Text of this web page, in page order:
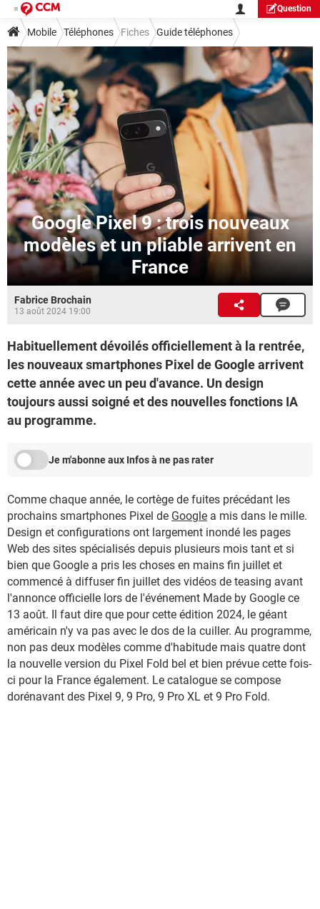
Question
Mobile Téléphones Fiches Guide téléphones
Google Pixel 9 : trois nouveaux
modèles et un pliable arrivent en
France
Fabrice Brochain
13 août 2024 19:00
Habituellement dévoilés officiellement à la rentrée,
les nouveaux smartphones Pixel de Google arrivent
cette année avec un peu d'avance. Un design
toujours aussi soigné et des nouvelles fonctions IA
au programme.
Je m'abonne aux Infos à ne pas rater
Comme chaque année, le cortège de fuites précédant les
prochains smartphones Pixel de Google a mis dans le mille.
Design et configurations ont largement inondé les pages
Web des sites spécialisés depuis plusieurs mois tant et si
bien que Google a pris les choses en mains fin juillet et
commencé à diffuser fin juillet des vidéos de teasing avant
l'annonce officielle lors de l'événement Made by Google ce
13 août. Il faut dire que pour cette édition 2024, le géant
américain n'y va pas avec le dos de la cuiller. Au programme,
non pas deux modèles comme d'habitude mais quatre dont
la nouvelle version du Pixel Fold bel et bien prévue cette fois-
ci pour la France également. Le catalogue se compose
dorénavant des Pixel 9, 9 Pro, 9 Pro XL et 9 Pro Fold.